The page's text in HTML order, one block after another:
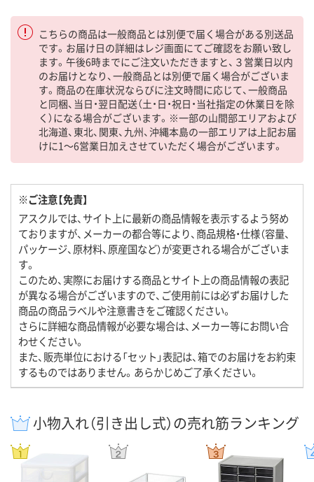
こちらの商品は一般商品とは別便で届く場合がある別送品
です。お届け日の詳細はレジ画面にてご確認をお願い致し
ます。午後6時までにご注文いただきますと、３営業日以内
のお届けとなり、一般商品とは別便で届く場合がございま
す。商品の在庫状況ならびに注文時間に応じて、一般商品
と同梱、当日・翌日配送（土・日・祝日・当社指定の休業日を除
く）になる場合がございます。※一部の山間部エリアおよび
北海道、東北、関東、九州、沖縄本島の一部エリアは上記お届
けに1～6営業日加えさせていただく場合がございます。
※ご注意【免責】
アスクルでは、サイト上に最新の商品情報を表示するよう努め
ておりますが、メーカーの都合等により、商品規格・仕様（容量、
パッケージ、原材料、原産国など）が変更される場合がございま
す。
このため、実際にお届けする商品とサイト上の商品情報の表記
が異なる場合がございますので、ご使用前には必ずお届けした
商品の商品ラベルや注意書きをご確認ください。
さらに詳細な商品情報が必要な場合は、メーカー等にお問い合
わせください。
また、販売単位における「セット」表記は、箱でのお届けをお約束
するものではありません。あらかじめご了承ください。
小物入れ（引き出し式）の売れ筋ランキング